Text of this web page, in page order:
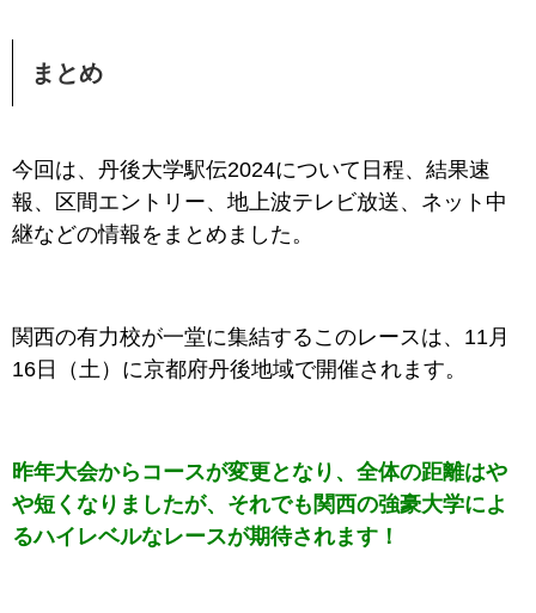
まとめ
今回は、丹後大学駅伝2024について日程、結果速
報、区間エントリー、地上波テレビ放送、ネット中
継などの情報をまとめました。
関西の有力校が一堂に集結するこのレースは、11月
16日（土）に京都府丹後地域で開催されます。
昨年大会からコースが変更となり、全体の距離はや
や短くなりましたが、それでも関西の強豪大学によ
るハイレベルなレースが期待されます！